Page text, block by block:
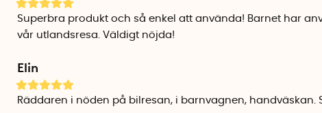
Superbra produkt och så enkel att använda! Barnet har
vår utlandsresa. Väldigt nöjda!
Elin
Räddaren i nöden på bilresan, i barnvagnen, handväskan.